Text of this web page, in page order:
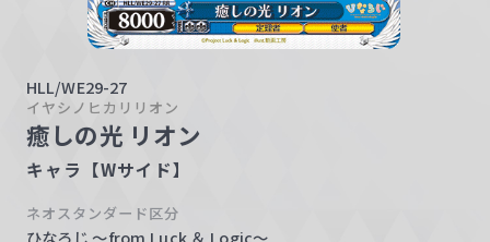
HLL/WE29-27
イヤシノヒカリリオン
癒しの光 リオン
キャラ【Wサイド】
ネオスタンダード区分
ひなろじ ～from Luck ＆ Logic～